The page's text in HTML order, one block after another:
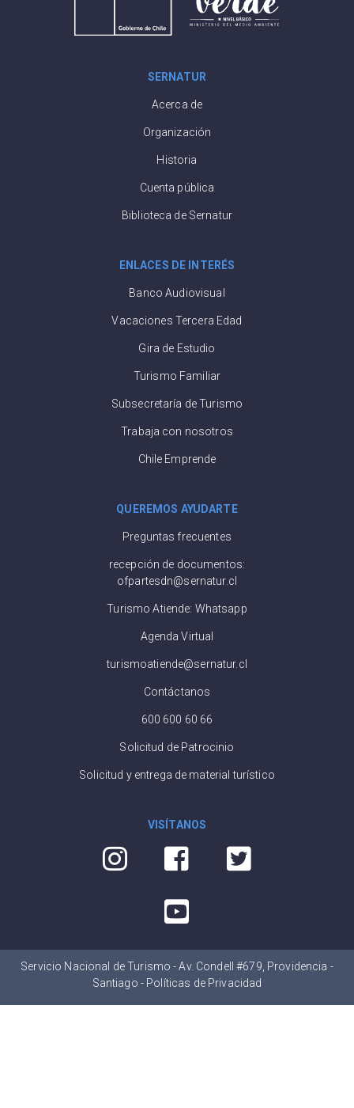
SERNATUR
Acerca de
Organización
Historia
Cuenta pública
Biblioteca de Sernatur
ENLACES DE INTERÉS
Banco Audiovisual
Vacaciones Tercera Edad
Gira de Estudio
Turismo Familiar
Subsecretaría de Turismo
Trabaja con nosotros
Chile Emprende
QUEREMOS AYUDARTE
Preguntas frecuentes
recepción de documentos:
ofpartesdn@sernatur.cl
Turismo Atiende: Whatsapp
Agenda Virtual
turismoatiende@sernatur.cl
Contáctanos
600 600 60 66
Solicitud de Patrocinio
Solicitud y entrega de material turístico
VISÍTANOS
Servicio Nacional de Turismo - Av. Condell #679, Providencia -
Santiago - Políticas de Privacidad